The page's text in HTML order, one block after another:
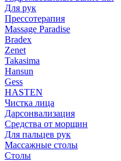
Для рук
Прессотерапия
Massage Paradise
Bradex
Zenet
Takasima
Hansun
Gess
HASTEN
Чистка лица
Дарсонвализация
Средства от морщин
Для пальцев рук
Массажные столы
Столы